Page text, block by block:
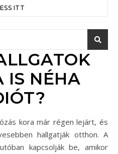
ITT
IS NÉHA
hallgatják otthon. A
kapcsolják be, amikor